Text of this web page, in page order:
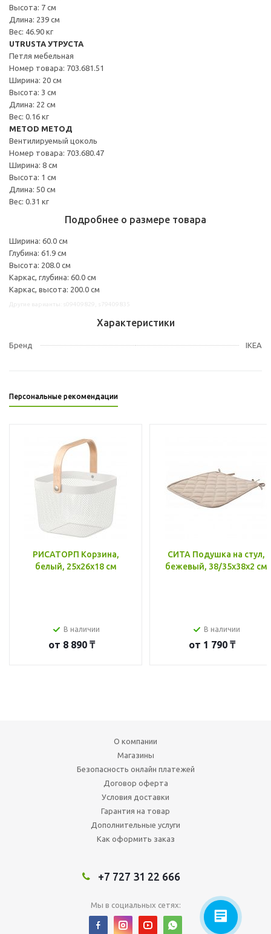
Высота: 7 см
Длина: 239 см
Вес: 46.90 кг
UTRUSTA УТРУСТА
Петля мебельная
Номер товара: 703.681.51
Ширина: 20 см
Высота: 3 см
Длина: 22 см
Вес: 0.16 кг
METOD МЕТОД
Вентилируемый цоколь
Номер товара: 703.680.47
Ширина: 8 см
Высота: 1 см
Длина: 50 см
Вес: 0.31 кг
Подробнее о размере товара
Ширина: 60.0 см
Глубина: 61.9 см
Высота: 208.0 см
Каркас, глубина: 60.0 см
Каркас, высота: 200.0 см
Характеристики
Бренд IKEA
Персональные рекомендации
РИСАТОРП Корзина,
белый, 25x26x18 см
В наличии
от 8 890 ₸
СИТА Подушка на стул,
бежевый, 38/35x38x2 см
В наличии
от 1 790 ₸
О компании
Магазины
Безопасность онлайн платежей
Договор оферта
Условия доставки
Гарантия на товар
Дополнительные услуги
Как оформить заказ
+7 727 31 22 666
Мы в социальных сетях: